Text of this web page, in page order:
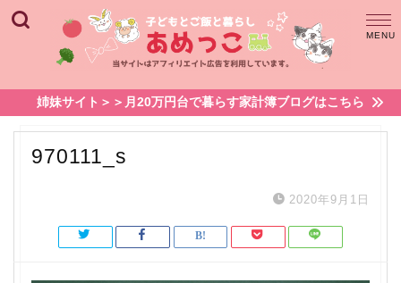
姉妹サイト＞＞月20万円台で暮らす家計簿ブログはこちら
970111_s
2020年9月1日